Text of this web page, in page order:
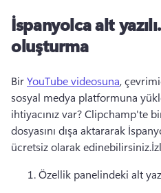
İspanyolca alt yazılı
oluşturma
Bir YouTube videosuna,
sosyal medya platformuna
ihtiyacınız var? Clipchamp'te
dosyasını dışa aktararak
ücretsiz olarak edinebilirsiniz.
Özellik panelindeki alt